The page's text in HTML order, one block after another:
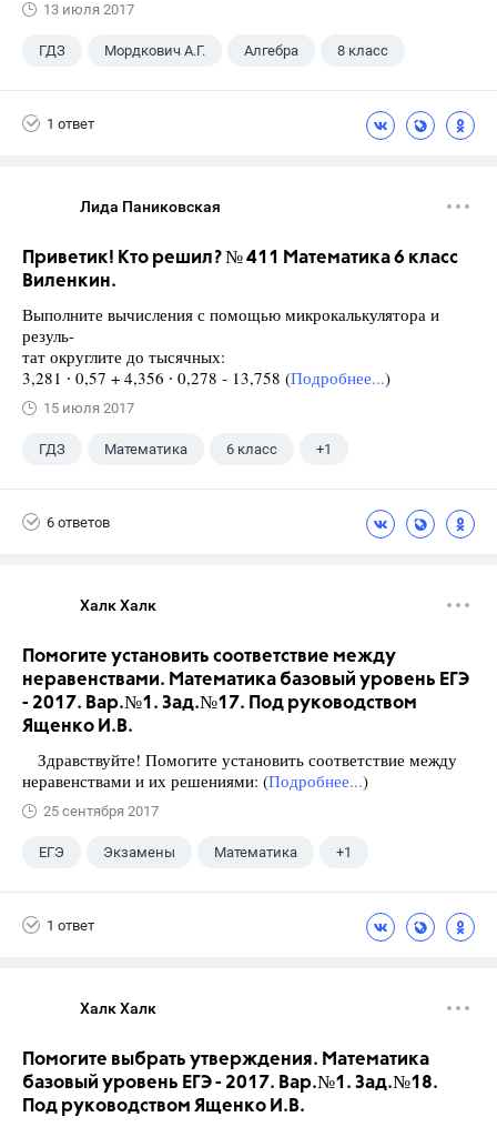
13 июля 2017
ГДЗ Мордкович А.Г. Алгебра 8 класс
1 ответ
Лида Паниковская
Приветик! Кто решил? № 411 Математика 6 класс
Виленкин.
Выполните вычисления с помощью микрокалькулятора и
резуль-
тат округлите до тысячных:
3,281 ∙ 0,57 + 4,356 ∙ 0,278 - 13,758 (Подробнее...)
15 июля 2017
ГДЗ Математика 6 класс +1
6 ответов
Халк Халк
Помогите установить соответствие между
неравенствами. Математика базовый уровень ЕГЭ
- 2017. Вар.№1. Зад.№17. Под руководством
Ященко И.В.
Здравствуйте! Помогите установить соответствие между
неравенствами и их решениями: (Подробнее...)
25 сентября 2017
ЕГЭ Экзамены Математика +1
1 ответ
Халк Халк
Помогите выбрать утверждения. Математика
базовый уровень ЕГЭ - 2017. Вар.№1. Зад.№18.
Под руководством Ященко И.В.